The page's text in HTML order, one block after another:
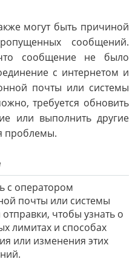
могут быть причиной
сообщений.
сообщение не было
с интернетом и
почты или системы
требуется обновить
или выполнить другие
проблемы.
с оператором
почты или системы
чтобы узнать о
лимитах и способах
или изменения этих